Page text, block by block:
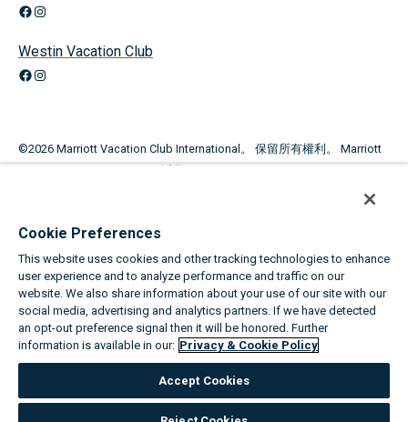
Facebook
Instagram
Westin Vacation Club
Facebook
Instagram
©2026 Marriott Vacation Club International。 保留所有權利。 Marriott
Vacation Club， 和Westin Vacation Club 品牌旗下提供的計劃和產品，
在 Marriott International, Inc. 及其聯屬公司的許可下使用萬豪標誌。
本廣告資料係用於招攬分時度假期的銷售。
取得的任何名稱和地址將用於招攬分時度假期的銷售。 完整的提案條款
載於贊助商提供的提案計劃中。
關於Marriott Vacation Clubs
Cookie Preferences
This website uses cookies and other tracking technologies to enhance
user experience and to analyze performance and traffic on our
website. We also share information about your use of our site with our
social media, advertising and analytics partners. If we have detected
an opt-out preference signal then it will be honored. Further
information is available in our: Privacy & Cookie Policy
Accept Cookies